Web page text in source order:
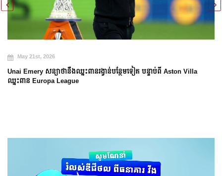
May 20th, 2026
Arsenal បញ្ចប់ការរង់ចាំ ២២ ឆ្នាំ ដើម្បីឈ្នះពាន Premier League